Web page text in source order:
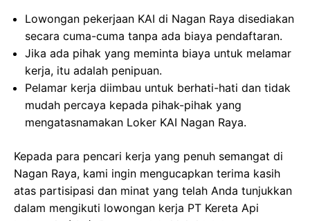
Lowongan pekerjaan KAI di Nagan Raya disediakan
secara cuma-cuma tanpa ada biaya pendaftaran.
Jika ada pihak yang meminta biaya untuk melamar
kerja, itu adalah penipuan.
Pelamar kerja diimbau untuk berhati-hati dan tidak
mudah percaya kepada pihak-pihak yang
mengatasnamakan Loker KAI Nagan Raya.
Kepada para pencari kerja yang penuh semangat di
Nagan Raya, kami ingin mengucapkan terima kasih
atas partisipasi dan minat yang telah Anda tunjukkan
dalam mengikuti lowongan kerja PT Kereta Api